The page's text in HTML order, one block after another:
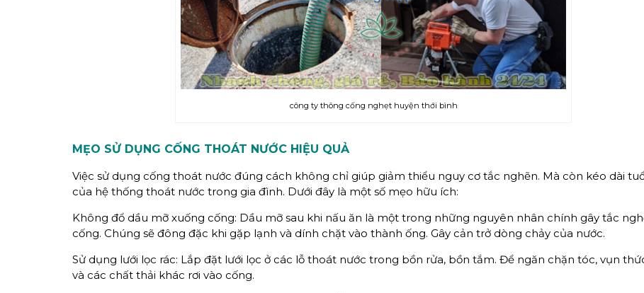
công ty thông cống nghẹt huyện thới bình
MẸO SỬ DỤNG CỐNG THOÁT NƯỚC HIỆU QUẢ
Việc sử dụng cống thoát nước đúng cách không chỉ giúp giảm thiểu nguy cơ tắc nghẽn. Mà còn kéo dài
của hệ thống thoát nước trong gia đình. Dưới đây là một số mẹo hữu ích:
Không đổ dầu mỡ xuống cống: Dầu mỡ sau khi nấu ăn là một trong những nguyên nhân chính gây tắc
cống. Chúng sẽ đông đặc khi gặp lạnh và dính chặt vào thành ống. Gây cản trở dòng chảy của nước.
Sử dụng lưới lọc rác: Lắp đặt lưới lọc ở các lỗ thoát nước trong bồn rửa, bồn tắm. Để ngăn chặn tóc, vụn
và các chất thải khác rơi vào cống.